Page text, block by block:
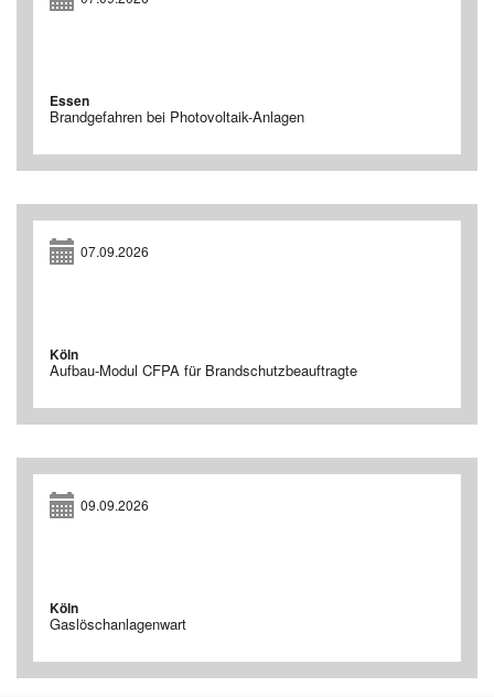
Essen
Brandgefahren bei Photovoltaik-Anlagen
07.09.2026
Köln
Aufbau-Modul CFPA für Brandschutzbeauftragte
09.09.2026
Köln
Gaslöschanlagenwart